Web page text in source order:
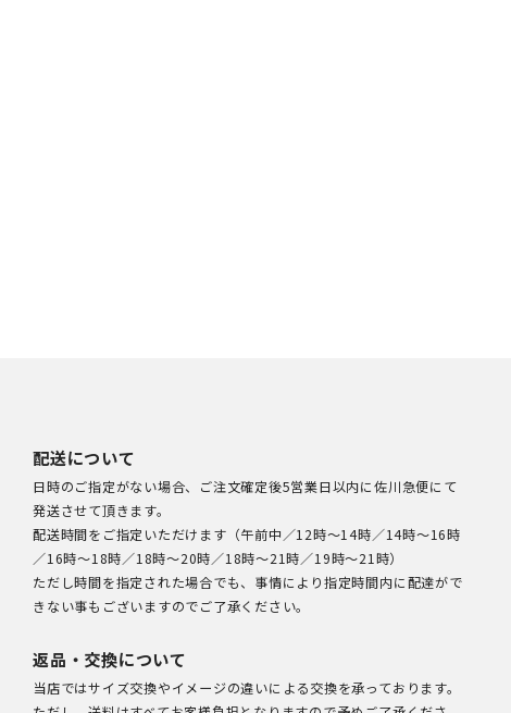
配送について
日時のご指定がない場合、ご注文確定後5営業日以内に佐川急便にて
発送させて頂きます。
配送時間をご指定いただけます（午前中／12時～14時／14時～16時
／16時～18時／18時～20時／18時～21時／19時～21時）
ただし時間を指定された場合でも、事情により指定時間内に配達がで
きない事もございますのでご了承ください。
返品・交換について
当店ではサイズ交換やイメージの違いによる交換を承っております。